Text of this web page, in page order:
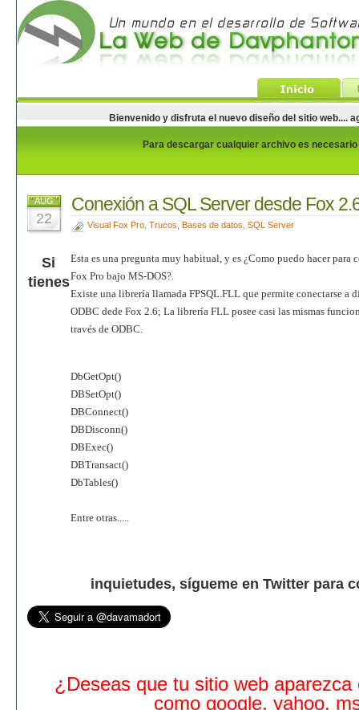
Bienvenido y disfruta el nuevo diseño del sitio web....
Para descargar cualquier archivo es
AUG
22
Conexión a SQL Server desde Fox
Visual Fox Pro, Trucos Bases de datos SQL Server
Esta es una pregunta muy habitual, y es ¿Como puedo hacer para
Fox Pro bajo MS-DOS?.
Existe una librería llamada FPSQL.FLL que permite conectarse a
ODBC dede Fox 2.6; La librería FLL posee casi las mismas
través de ODBC.
DbGetOpt()
DBSetOpt()
DBConnect()
DBDisconn()
DBExec()
DBTransact()
DbTables()
Entre otras.....
Si
tienes
inquietudes, sígueme en Twitter para
¿Deseas que tu sitio web aparezca
como google, yahoo,